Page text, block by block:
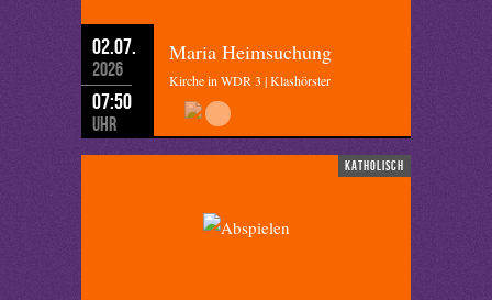
02.07.
2026
07:50
Uhr
Maria Heimsuchung
Kirche in WDR 3 | Klashörster
katholisch